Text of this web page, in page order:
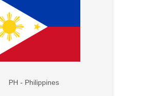
PH - Philippines